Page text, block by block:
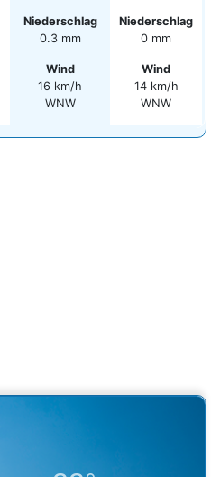
Niederschlag
0.3 mm
Wind
16 km/h
WNW
Niederschlag
0 mm
Wind
14 km/h
WNW